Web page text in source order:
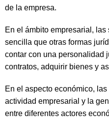
de la empresa.
En el ámbito empresarial,
sencilla que otras formas
contar con una personalidad
contratos, adquirir bienes y
En el aspecto económico,
actividad empresarial y la
entre diferentes actores